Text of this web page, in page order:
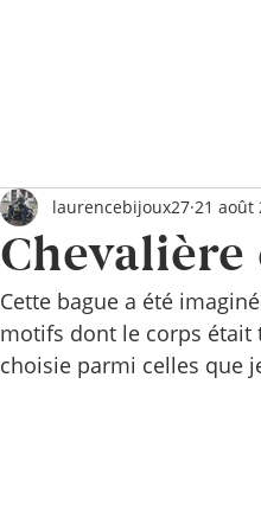
laurencebijoux27 21 août
Cette bague a été
motifs dont le corps
choisie parmi celles que